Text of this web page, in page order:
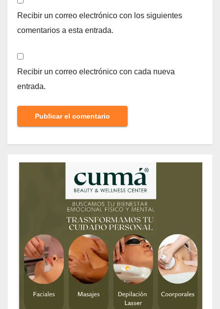
Recibir un correo electrónico con los siguientes
comentarios a esta entrada.
Recibir un correo electrónico con cada nueva
entrada.